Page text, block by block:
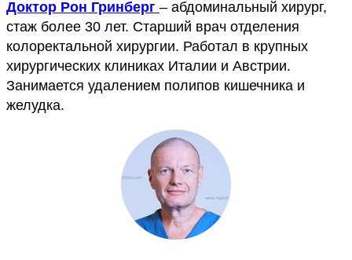
Доктор Рон Гринберг – абдоминальный хирург,
стаж более 30 лет. Старший врач отделения
колоректальной хирургии. Работал в крупных
хирургических клиниках Италии и Австрии.
Занимается удалением полипов кишечника и
желудка.